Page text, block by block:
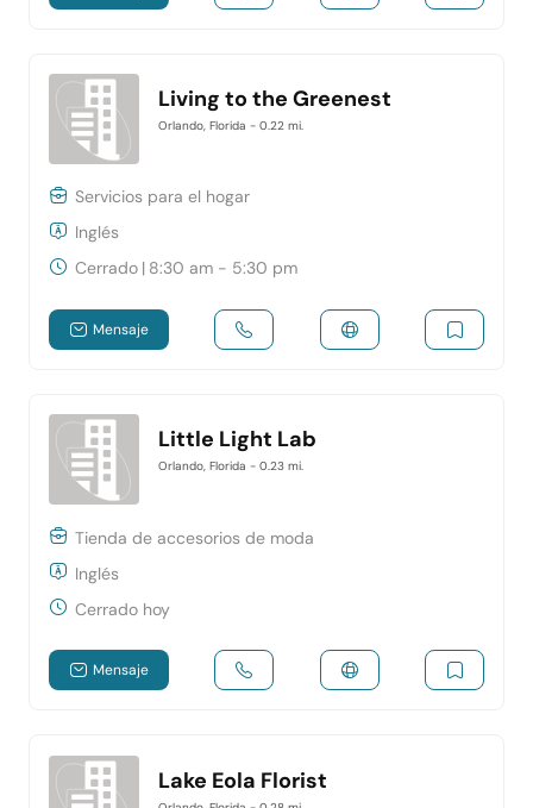
Living to the Greenest
Orlando, Florida - 0.22 mi.
Servicios para el hogar
Inglés
Cerrado | 8:30 am - 5:30 pm
Mensaje
Little Light Lab
Orlando, Florida - 0.23 mi.
Tienda de accesorios de moda
Inglés
Cerrado hoy
Mensaje
Lake Eola Florist